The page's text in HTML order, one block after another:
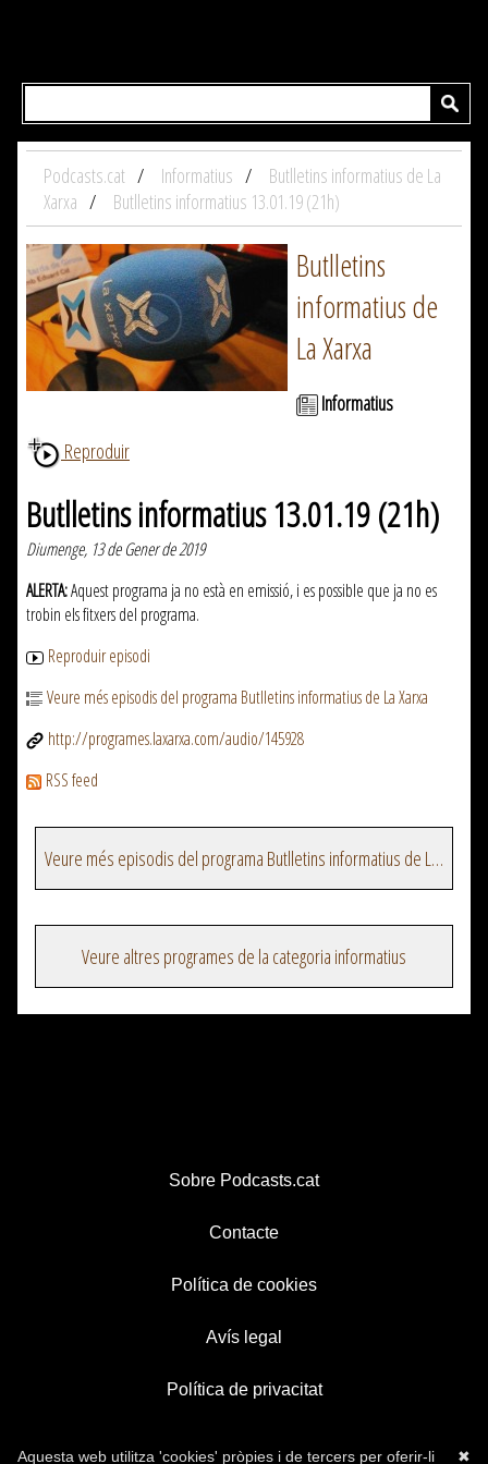
Podcasts.cat Informatius
Butlletins informatius de La
Xarxa
Butlletins informatius 13.01.19 (21h)
Butlletins
informatius de
La Xarxa
Informatius
Reproduir
Butlletins informatius 13.01.19 (21h)
Diumenge, 13 de Gener de 2019
ALERTA:Aquest programa ja no està en emissió, i es possible que ja no es
trobin els fitxers del programa.
Reproduir episodi
Veure més episodis del programa Butlletins informatius de La Xarxa
http://programes.laxarxa.com/audio/145928
RSS feed
Veure més episodis del programa Butlletins informatius de La Xarxa
Veure altres programes de la categoria informatius
Sobre Podcasts.cat
Contacte
Política de cookies
Avís legal
Política de privacitat
✖
Aquesta web utilitza 'cookies' pròpies i de tercers per oferir-li